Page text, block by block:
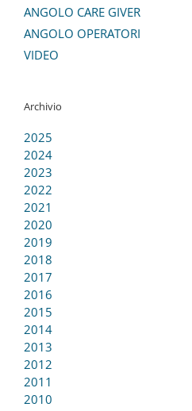
ANGOLO CARE GIVER
ANGOLO OPERATORI
VIDEO
Archivio
2025
2024
2023
2022
2021
2020
2019
2018
2017
2016
2015
2014
2013
2012
2011
2010